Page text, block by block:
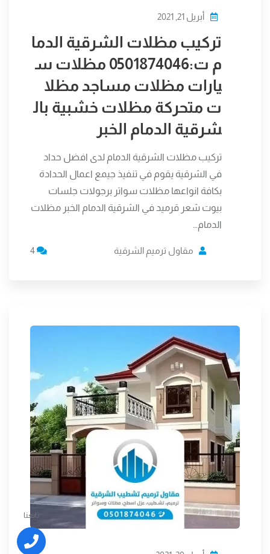
أبريل 21, 2021
تركيب مظلات الشرقية الدما
م ت:0501874046 مظلات س
يارات مظلات مساجد مظلا
ت متحركة مظلات خشبية بال
شرقية الدمام الخبر
تركيب مظلات الشرقية الدمام لدى افضل حداد
في الشرقية يقوم في تنفيذ جيمع اعمال الحدادة
بكافة انواعها مظلات سواتر برجولات جلسات
بيوت شعر قرميد في الشرقية الدمام الخبر مظلات
الدمام…
مقاول ترميم الشرقية
تابعنا